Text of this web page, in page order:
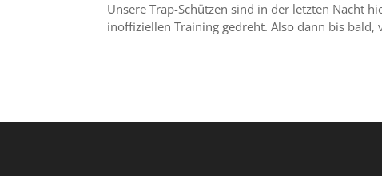
Unsere Trap-Schützen sind in der letzten Nacht
inoffiziellen Training gedreht. Also dann bis bald,